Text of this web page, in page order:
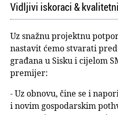
Vidljivi iskoraci &
Uz snažnu projektnu
nastavit ćemo stvarati
građana u Sisku i cijelom
premijer:
- Uz obnovu, čine se i
i novim gospodarskim